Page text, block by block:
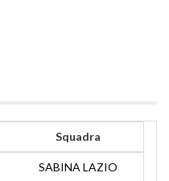
Squadra
SABINA LAZIO